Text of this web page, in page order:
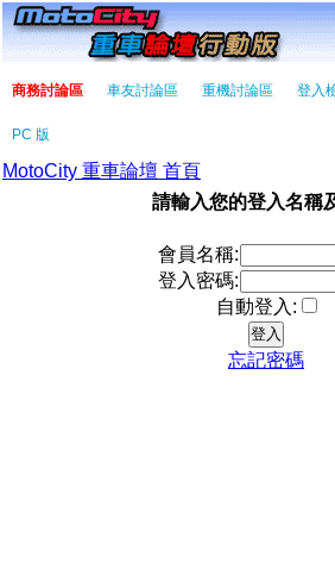
商務討論區 車友討論區 重機討論區 登入
PC 版
MotoCity 重車論壇 首頁
請輸入您的登入名稱
會員名稱:
登入密碼:
自動登入:
忘記密碼